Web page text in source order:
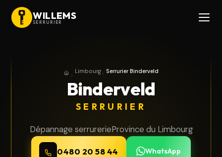
WILLEMS
SERRURIER
AccueilProvince du Limbourg
Limbourg Serrurier Binderveld
Binderveld
SERRURIER
Dépannage serrurerieProvince du Limbourg
0480 20 58 44 WhatsApp